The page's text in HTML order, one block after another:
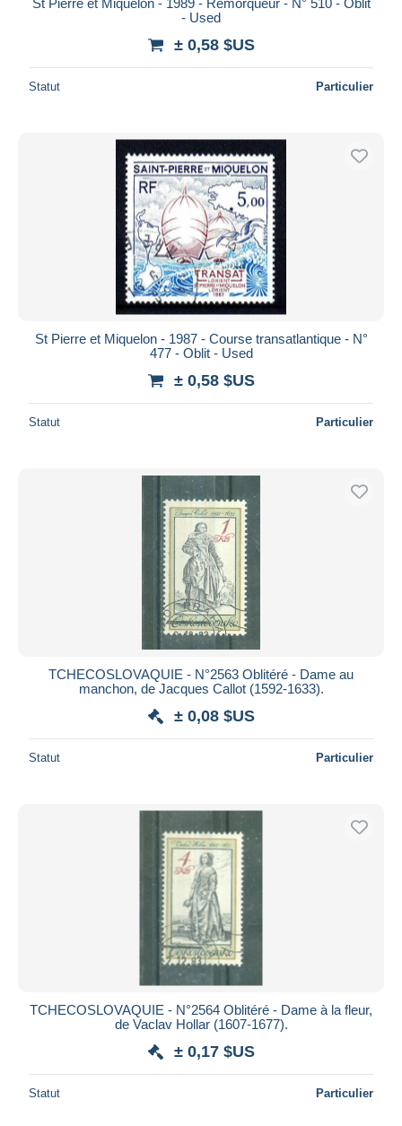
- Used
± 0,58 $US
Statut Particulier
St Pierre et Miquelon - 1987 - Course transatlantique - N°
477 - Oblit - Used
± 0,58 $US
Statut Particulier
TCHECOSLOVAQUIE - N°2563 Oblitéré - Dame au
manchon, de Jacques Callot (1592-1633).
± 0,08 $US
Statut Particulier
TCHECOSLOVAQUIE - N°2564 Oblitéré - Dame à la fleur,
de Vaclav Hollar (1607-1677).
± 0,17 $US
Statut Particulier